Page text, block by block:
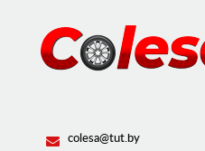
colesa@tut.by